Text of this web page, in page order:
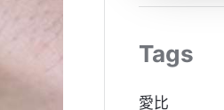
Tags
愛比